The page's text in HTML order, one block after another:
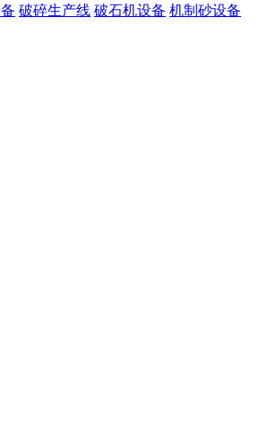
破碎生产线 破石机设备 机制砂设备